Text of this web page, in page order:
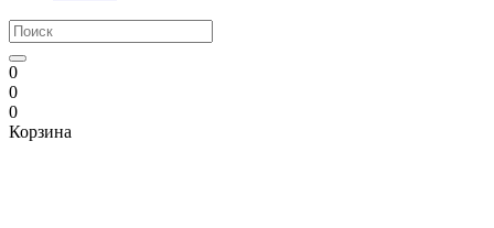
0
0
0
Корзина